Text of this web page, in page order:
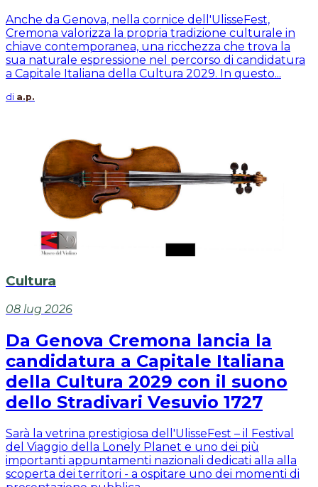
Anche da Genova, nella cornice dell'UlisseFest,
Cremona valorizza la propria tradizione culturale in
chiave contemporanea, una ricchezza che trova la
sua naturale espressione nel percorso di candidatura
a Capitale Italiana della Cultura 2029. In questo...
di a.p.
Cultura
08 lug 2026
Da Genova Cremona lancia la
candidatura a Capitale Italiana
della Cultura 2029 con il suono
dello Stradivari Vesuvio 1727
Sarà la vetrina prestigiosa dell'UlisseFest – il Festival
del Viaggio della Lonely Planet e uno dei più
importanti appuntamenti nazionali dedicati alla alla
scoperta dei territori - a ospitare uno dei momenti di